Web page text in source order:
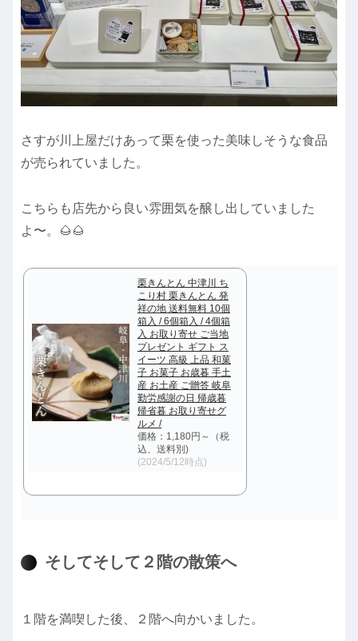
さすが川上屋だけあって栗を使った美味しそうな食品
が売られていました。
こちらも店先から良い雰囲気を醸し出していました
よ〜。🌰🌰
栗きんとん 中津川 ち
こり村 栗きんとん 発
祥の地 送料無料 10個
箱入 / 6個箱入 / 4個箱
入 お取り寄せ ご当地
プレゼント ギフト ス
イーツ 高級 上品 和菓
子 お菓子 お歳暮 手土
産 お土産 ご贈答 岐阜
勤労感謝の日 帰歳暮
帰省暮 お取り寄せグ
ルメ /
価格：1,180円～（税
込、送料別)
(2024/5/12時点)
そしてそして２階の散策へ
１階を満喫した後、２階へ向かいました。